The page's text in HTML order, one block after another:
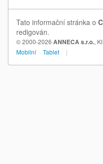
Tato informační stránka o
redigován.
© 2000-2026 ANNECA s.r.o.,
Mobilní
Tablet |